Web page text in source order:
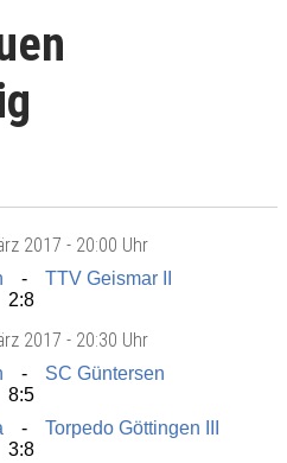
2017 - 20:00 Uhr
TTV Geismar II
2:8
2017 - 20:30 Uhr
SC Güntersen
8:5
Torpedo Göttingen III
3:8